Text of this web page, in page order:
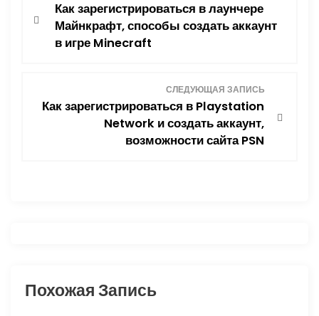
п
Как зарегистрироваться в лаунчере
Майнкрафт, способы создать аккаунт
в игре Minecraft
СЛЕДУЮЩАЯ ЗАПИСЬ
Как зарегистрироваться в Playstation
Network и создать аккаунт,
возможности сайта PSN
Похожая Запись